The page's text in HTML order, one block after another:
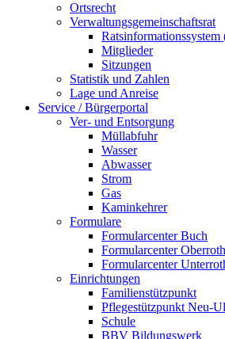
Ortsrecht
Verwaltungsgemeinschaftsrat
Ratsinformationssystem
Mitglieder
Sitzungen
Statistik und Zahlen
Lage und Anreise
Service / Bürgerportal
Ver- und Entsorgung
Müllabfuhr
Wasser
Abwasser
Strom
Gas
Kaminkehrer
Formulare
Formularcenter Buch
Formularcenter Oberroth
Formularcenter
Einrichtungen
Familienstützpunkt
Pflegestützpunkt Neu-
Schule
BBV Bildungswerk